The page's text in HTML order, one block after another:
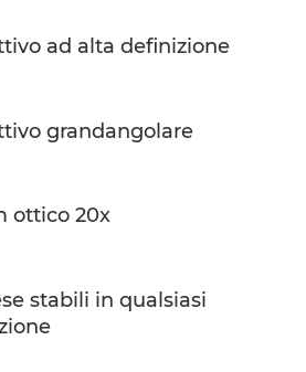
ad alta definizione
grandangolare
ottico 20x
stabili in qualsiasi